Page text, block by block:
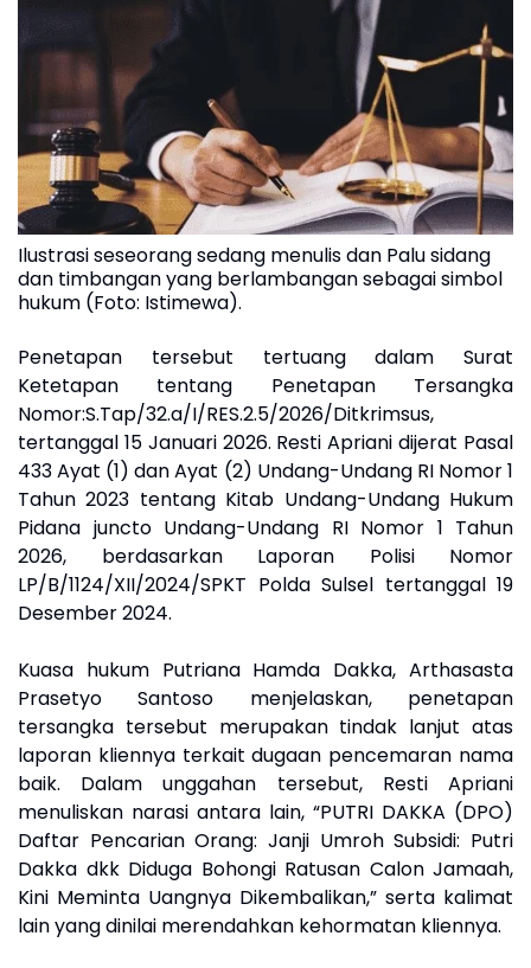
Ilustrasi seseorang sedang menulis dan Palu sidang
dan timbangan yang berlambangan sebagai simbol
hukum (Foto: Istimewa).
Penetapan tersebut tertuang dalam Surat
Ketetapan tentang Penetapan Tersangka
Nomor:S.Tap/32.a/I/RES.2.5/2026/Ditkrimsus,
tertanggal 15 Januari 2026. Resti Apriani dijerat Pasal
433 Ayat (1) dan Ayat (2) Undang-Undang RI Nomor 1
Tahun 2023 tentang Kitab Undang-Undang Hukum
Pidana juncto Undang-Undang RI Nomor 1 Tahun
2026, berdasarkan Laporan Polisi Nomor
LP/B/1124/XII/2024/SPKT Polda Sulsel tertanggal 19
Desember 2024.
Kuasa hukum Putriana Hamda Dakka, Arthasasta
Prasetyo Santoso menjelaskan, penetapan
tersangka tersebut merupakan tindak lanjut atas
laporan kliennya terkait dugaan pencemaran nama
baik. Dalam unggahan tersebut, Resti Apriani
menuliskan narasi antara lain, “PUTRI DAKKA (DPO)
Daftar Pencarian Orang: Janji Umroh Subsidi: Putri
Dakka dkk Diduga Bohongi Ratusan Calon Jamaah,
Kini Meminta Uangnya Dikembalikan,” serta kalimat
lain yang dinilai merendahkan kehormatan kliennya.